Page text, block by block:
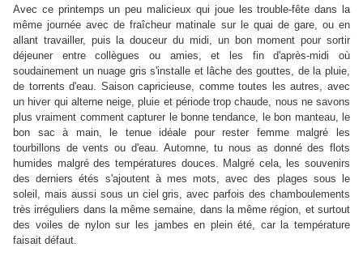
Avec ce printemps un peu malicieux qui joue les trouble-fête dans la
même journée avec de fraîcheur matinale sur le quai de gare, ou en
allant travailler, puis la douceur du midi, un bon moment pour sortir
déjeuner entre collègues ou amies, et les fin d'après-midi où
soudainement un nuage gris s'installe et lâche des gouttes, de la pluie,
de torrents d'eau. Saison capricieuse, comme toutes les autres, avec
un hiver qui alterne neige, pluie et période trop chaude, nous ne savons
plus vraiment comment capturer le bonne tendance, le bon manteau, le
bon sac à main, le tenue idéale pour rester femme malgré les
tourbillons de vents ou d'eau. Automne, tu nous as donné des flots
humides malgré des températures douces. Malgré cela, les souvenirs
des derniers étés s'ajoutent à mes mots, avec des plages sous le
soleil, mais aussi sous un ciel gris, avec parfois des chamboulements
très irréguliers dans la même semaine, dans la même région, et surtout
des voiles de nylon sur les jambes en plein été, car la température
faisait défaut.